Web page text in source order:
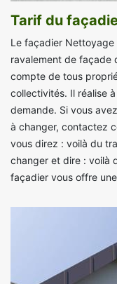
Tarif du
Le façadier
ravalement de façade
compte de tous
collectivités. Il réalise
demande. Si vous
à changer, contactez
vous direz : voilà du
changer et dire : voilà
façadier vous offre